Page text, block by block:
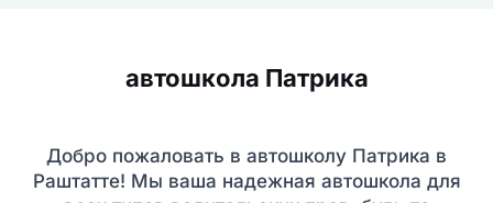
автошкола Патрика
Добро пожаловать в автошколу Патрика в
Раштатте! Мы ваша надежная автошкола для